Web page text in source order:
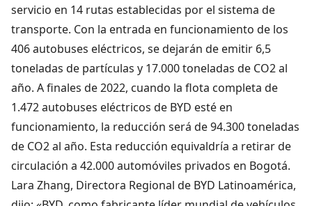
servicio en 14 rutas establecidas por el sistema de
transporte. Con la entrada en funcionamiento de los
406 autobuses eléctricos, se dejarán de emitir 6,5
toneladas de partículas y 17.000 toneladas de CO2 al
año. A finales de 2022, cuando la flota completa de
1.472 autobuses eléctricos de BYD esté en
funcionamiento, la reducción será de 94.300 toneladas
de CO2 al año. Esta reducción equivaldría a retirar de
circulación a 42.000 automóviles privados en Bogotá.
Lara Zhang, Directora Regional de BYD Latinoamérica,